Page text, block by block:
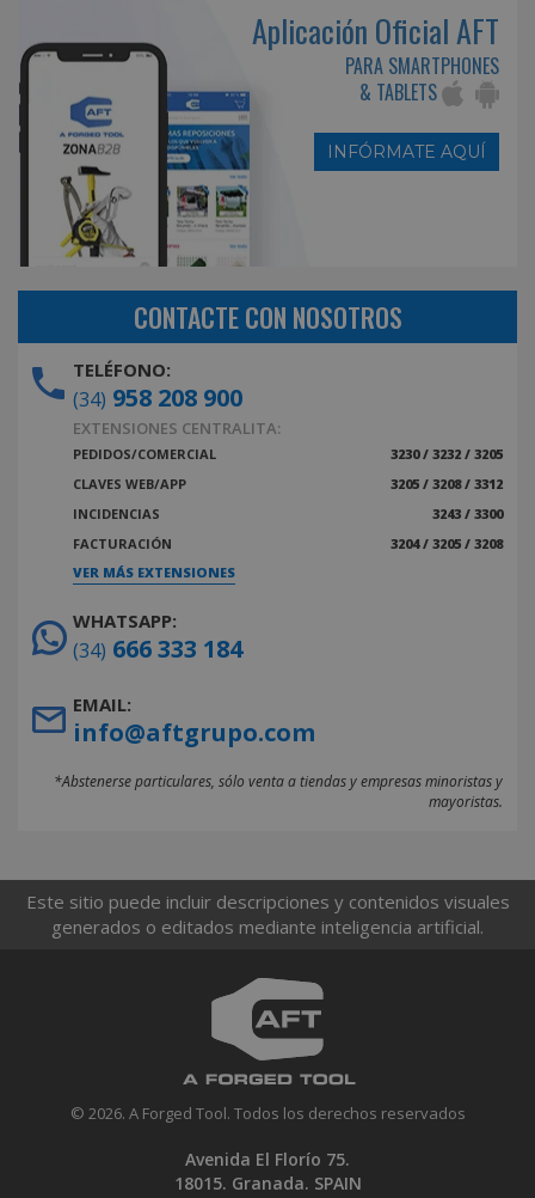
Aplicación Oficial AFT
PARA SMARTPHONES
& TABLETS
INFÓRMATE AQUÍ
CONTACTE CON NOSOTROS
TELÉFONO:
(34) 958 208 900
EXTENSIONES CENTRALITA:
PEDIDOS/COMERCIAL
3230 / 3232 / 3205
CLAVES WEB/APP
3205 / 3208 / 3312
INCIDENCIAS
3243 / 3300
FACTURACIÓN
3204 / 3205 / 3208
VER MÁS EXTENSIONES
WHATSAPP:
(34) 666 333 184
EMAIL:
info@aftgrupo.com
*Abstenerse particulares, sólo venta a tiendas y empresas minoristas y
mayoristas.
Este sitio puede incluir descripciones y contenidos visuales
generados o editados mediante inteligencia artificial.
© 2026. A Forged Tool. Todos los derechos reservados
Avenida El Florío 75.
18015. Granada. SPAIN